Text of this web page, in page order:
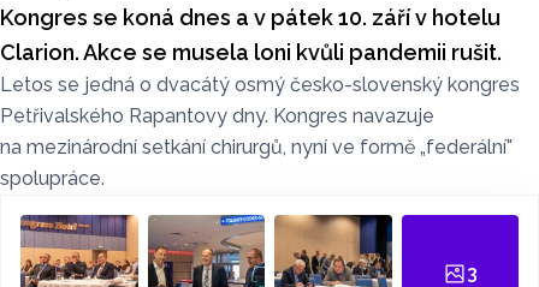
Kongres se koná dnes a v pátek 10. září v hotelu
Clarion. Akce se musela loni kvůli pandemii rušit.
Letos se jedná o dvacátý osmý česko-slovenský kongres
Petřivalského Rapantovy dny. Kongres navazuje
na mezinárodní setkání chirurgů, nyní ve formě „federální"
spolupráce.
3